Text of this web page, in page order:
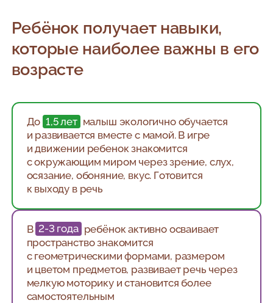
Ребёнок получает навыки,
которые наиболее важны в его
возрасте
До 1,5 лет малыш экологично обучается
и развивается вместе с мамой. В игре
и движении ребенок знакомится
с окружающим миром через зрение, слух,
осязание, обоняние, вкус. Готовится
к выходу в речь
В 2-3 года ребёнок активно осваивает
пространство знакомится
с геометрическими формами, размером
и цветом предметов, развивает речь через
мелкую моторику и становится более
самостоятельным